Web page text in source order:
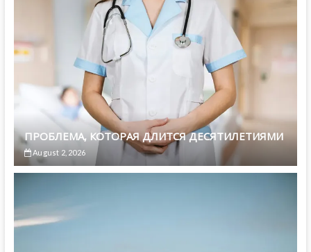
ПРОБЛЕМА, КОТОРАЯ ДЛИТСЯ ДЕСЯТИЛЕТИЯМИ
August 2, 2026